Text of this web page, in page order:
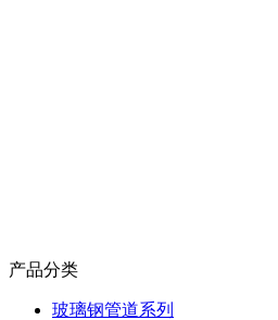
产品分类
玻璃钢管道系列